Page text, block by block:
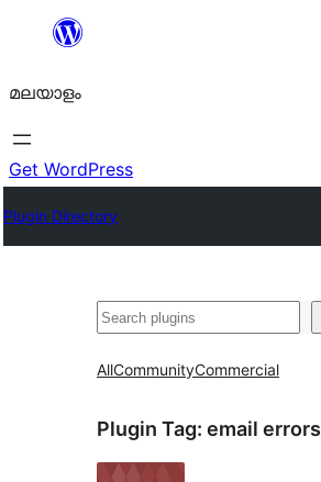
ഉള്ളടക്കത്തിലേക്ക്
മലയാളം
Get WordPress
Plugin Directory
തിരയുക
AllCommunityCommercial
Plugin Tag: email errors